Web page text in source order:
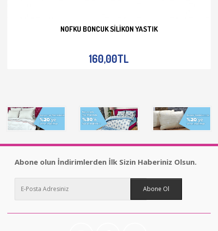
NOFKU BONCUK SILIKON YASTIK
160,00TL
Abone olun İndirimlerden İlk Sizin Haberiniz Olsun.
Abone Ol